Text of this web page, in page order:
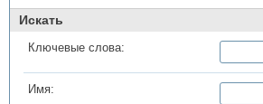
Искать
Ключевые слова:
Имя: